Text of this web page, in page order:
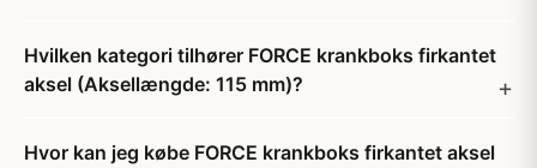
Hvilken kategori tilhører FORCE krankboks firkantet
aksel (Aksellængde: 115 mm)?
Hvor kan jeg købe FORCE krankboks firkantet aksel